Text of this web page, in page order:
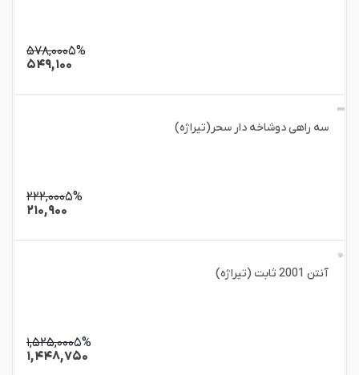
۵۷۸,۰۰۰۵%
۵۴۹,۱۰۰
سه راهی دوشاخه دار سحر(تیراژه)
۲۲۲,۰۰۰۵%
۲۱۰,۹۰۰
آنتن 2001 ثابت (تیراژه)
۱,۵۲۵,۰۰۰۵%
۱,۴۴۸,۷۵۰